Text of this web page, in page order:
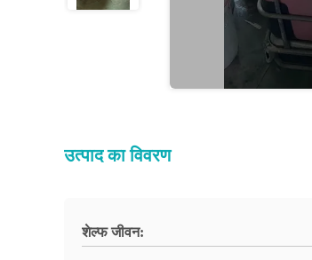
उत्पाद का विवरण
शेल्फ जीवन: